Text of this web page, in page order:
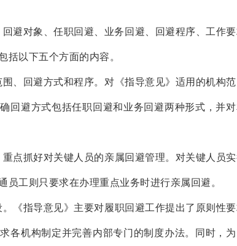
回避对象、任职回避、业务回避、回避程序、工作
括以下五个方面的内容。
、回避方式和程序。对《指导意见》适用的机构
回避方式包括任职回避和业务回避两种形式，并
点抓好对关键人员的亲属回避管理。对关键人员
员工则只要求在办理重点业务时进行亲属回避。
《指导意见》主要对履职回避工作提出了原则性
各机构制定并完善内部专门的制度办法。同时，